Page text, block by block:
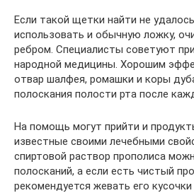
Если такой щетки найти не
использовать и обычную ложку,
ребром. Специалисты советуют
народной медицины. Хорошим
отвар шалфея, ромашки и коры
полоскания полости рта после
На помощь могут прийти и
известные своими лечебными
спиртовой раствор прополиса
полосканий, а если есть чистый
рекомендуется жевать его